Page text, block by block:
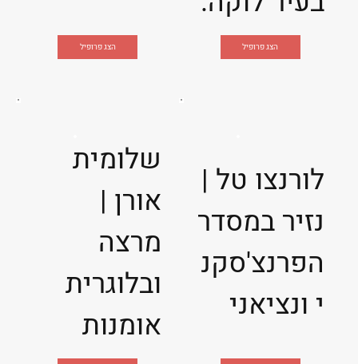
הצג פרופיל הצג פרופיל
שלומית
אורן |
מרצה
ובלוגרית
אומנות
לורנצו טל |
נזיר במסדר
הפרנצ'סקנ
י ונציאני